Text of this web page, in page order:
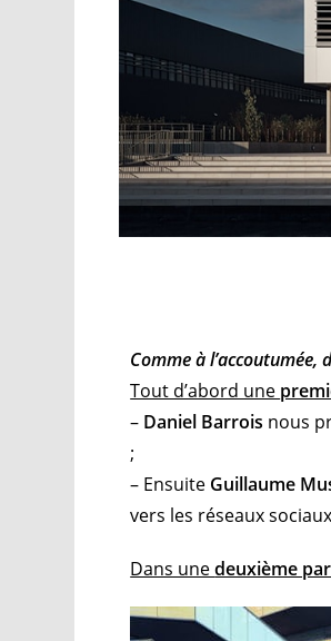
Comme à
Tout d’abord une
– Daniel Barrois nous
;
– Ensuite Guillaume
vers les réseaux
Dans unedeuxième